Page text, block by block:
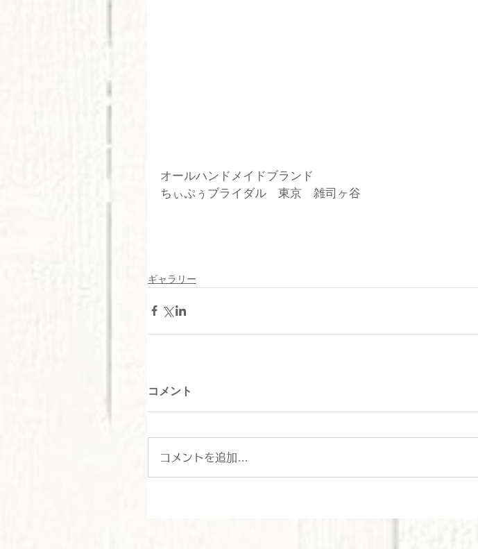
オールハンドメイドブランド
ちぃぷぅブライダル　東京　雑司ヶ谷
ギャラリー
コメント
コメントを追加…